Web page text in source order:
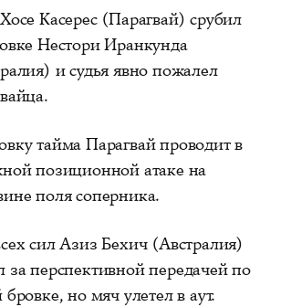
Касерес (Парагвай) срубил
Нестори Иранкунда
и судья явно пожалел
тайма Парагвай проводит в
позиционной атаке на
поля соперника.
сил Азиз Бехич (Австралия)
за перспективной передачей по
бровке, но мяч улетел в аут.